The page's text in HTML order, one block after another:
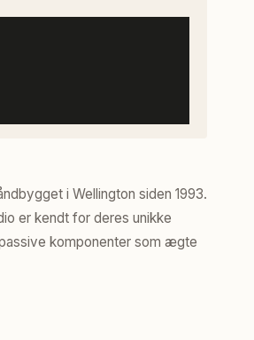
i Wellington siden 1993.
er kendt for deres unikke
komponenter som ægte